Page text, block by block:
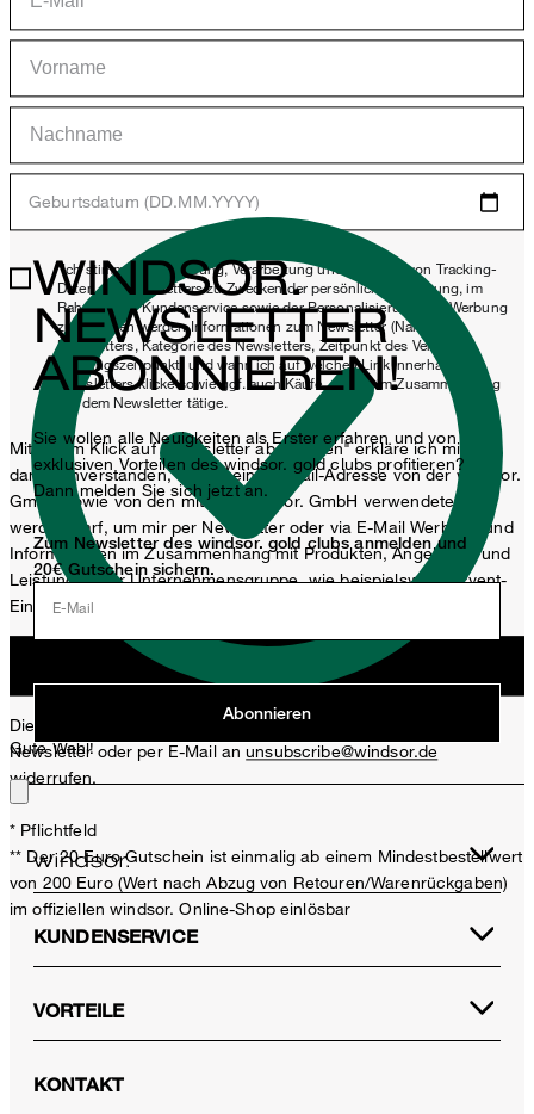
Geburtsdatum (DD.MM.YYYY)
*Ich stimme der Erhebung, Verarbeitung und Nutzung von Tracking-
Daten des Newsletters zu Zwecken der persönlichen Beratung, im
Rahmen des Kundenservice sowie der Personalisierung von Werbung
zu. Erhoben werden Informationen zum Newsletter (Name des
Newsletters, Kategorie des Newsletters, Zeitpunkt des Versands,
Öffnungszeitpunkt) und wann ich auf welchen Link innerhalb des
Newsletters klicke sowie ggf. auch Käufe, die ich im Zusammenhang
mit dem Newsletter tätige.
Mit einem Klick auf „Newsletter abonnieren" erkläre ich mich
damit einverstanden, dass meine E-Mail-Adresse von der windsor.
GmbH sowie von den mit der windsor. GmbH verwendeten
werden darf, um mir per Newsletter oder via E-Mail Werbung und
Informationen im Zusammenhang mit Produkten, Angeboten und
Leistungen der Unternehmensgruppe, wie beispielsweise Event-
Einladungen, Aktionen, Produkt-Promotions zuzusenden.
Diese Einwilligung kann ich jederzeit durch den Abmeldelink im
Newsletter oder per E-Mail anunsubscribe@windsor.de
widerrufen.
* Pflichtfeld
** Der 20 Euro Gutschein ist einmalig ab einem Mindestbestellwert
von 200 Euro (Wert nach Abzug von Retouren/Warenrückgaben)
im offiziellen windsor. Online-Shop einlösbar
Gute Wahl!
WINDSOR.
NEWSLETTER
ABONNIEREN!
E-Mail
Zum Newsletter des windsor. gold clubs anmelden und
20€ Gutschein sichern.
Sie wollen alle Neuigkeiten als Erster erfahren und von
exklusiven Vorteilen des windsor. gold clubs profitieren?
Dann melden Sie sich jetzt an.
Abonnieren
KUNDENSERVICE
VORTEILE
KONTAKT